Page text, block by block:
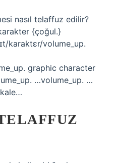
nasıl telaffuz edilir?
{çoğul.}
karaktɛr/volume_up.
graphic character
…volume_up. …